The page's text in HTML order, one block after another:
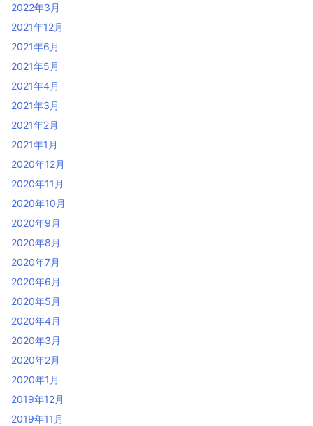
2022年3月
2021年12月
2021年6月
2021年5月
2021年4月
2021年3月
2021年2月
2021年1月
2020年12月
2020年11月
2020年10月
2020年9月
2020年8月
2020年7月
2020年6月
2020年5月
2020年4月
2020年3月
2020年2月
2020年1月
2019年12月
2019年11月